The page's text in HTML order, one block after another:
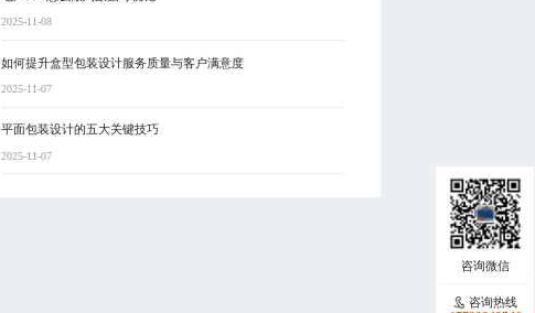
2025-11-08
如何提升盒型包装设计服务质量与客户满意度
2025-11-07
平面包装设计的五大关键技巧
2025-11-07
咨询热线